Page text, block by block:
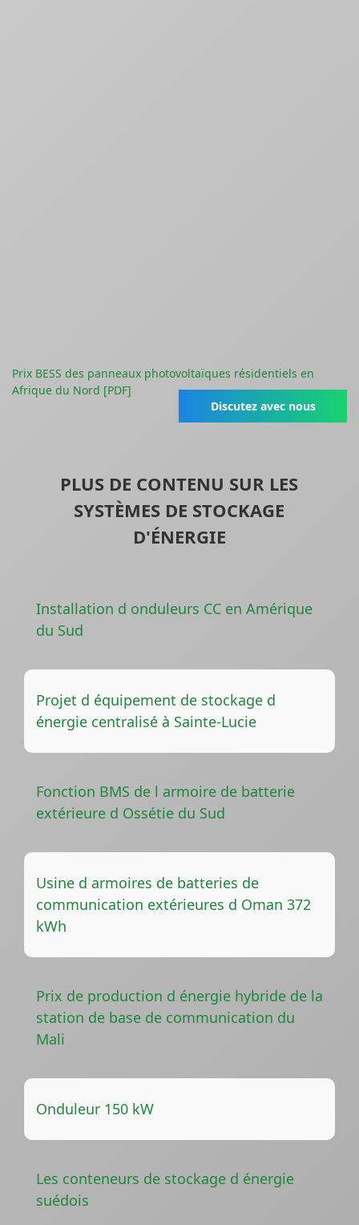
Prix BESS des panneaux photovoltaïques résidentiels en
Afrique du Nord [PDF]
Discutez avec nous
PLUS DE CONTENU SUR LES
SYSTÈMES DE STOCKAGE
D'ÉNERGIE
Installation d onduleurs CC en Amérique
du Sud
Projet d équipement de stockage d
énergie centralisé à Sainte-Lucie
Fonction BMS de l armoire de batterie
extérieure d Ossétie du Sud
Usine d armoires de batteries de
communication extérieures d Oman 372
kWh
Prix de production d énergie hybride de la
station de base de communication du
Mali
Onduleur 150 kW
Les conteneurs de stockage d énergie
suédois